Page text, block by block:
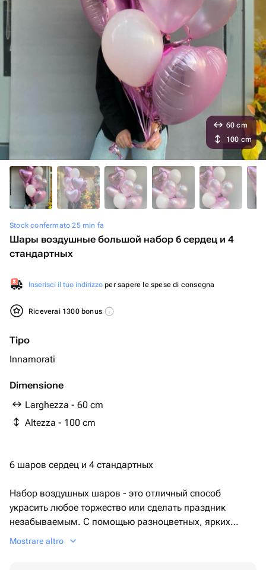
Stock confermato 25 min fa
Шары воздушные большой набор 6 сердец и 4
стандартных
Inserisci il tuo indirizzo per sapere le spese di consegna
Riceverai 1300 bonus
Tipo
Innamorati
Dimensione
Larghezza - 60 cm
Altezza - 100 cm
60 cm
100 cm
6 шаров сердец и 4 стандартных
Набор воздушных шаров - это отличный способ
украсить любое торжество или сделать праздник
незабываемым. С помощью разноцветных, ярких
шаров можно создать атмосферу радости и веселья на
Mostrare altro